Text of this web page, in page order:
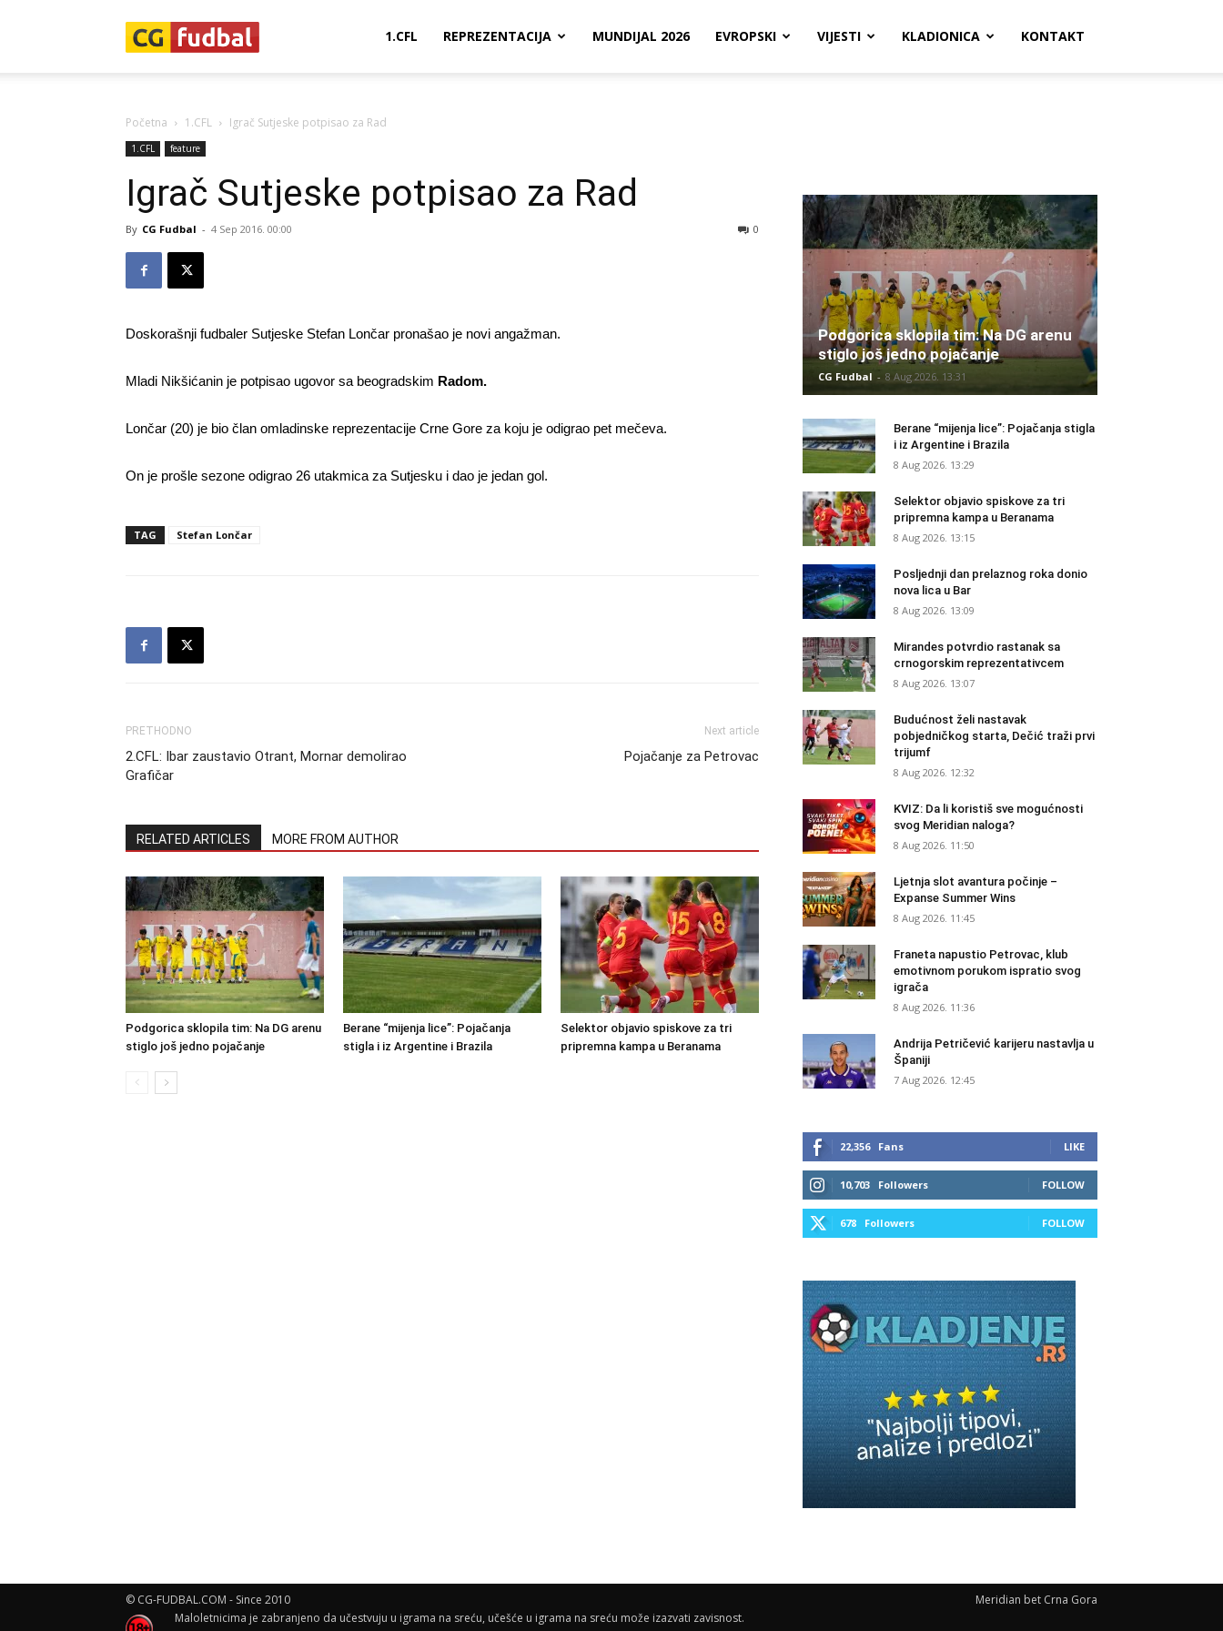
1.CFL REPREZENTACIJA MUNDIJAL 2026 EVROPSKI VIJESTI KLADIONICA KONTAKT
Početna 1.CFL Igrač Sutjeske potpisao za Rad
1.CFL feature
Igrač Sutjeske potpisao za Rad
By CG Fudbal - 4 Sep 2016. 00:00 0
Doskorašnji fudbaler Sutjeske Stefan Lončar pronašao je novi angažman.
Mladi Nikšićanin je potpisao ugovor sa beogradskim Radom.
Lončar (20) je bio član omladinske reprezentacije Crne Gore za koju je odigrao pet mečeva.
On je prošle sezone odigrao 26 utakmica za Sutjesku i dao je jedan gol.
TAG Stefan Lončar
PRETHODNO
2.CFL: Ibar zaustavio Otrant, Mornar demolirao
Grafičar
Next article
Pojačanje za Petrovac
RELATED ARTICLES MORE FROM AUTHOR
Podgorica sklopila tim: Na DG arenu
stiglo još jedno pojačanje
Berane “mijenja lice”: Pojačanja
stigla i iz Argentine i Brazila
Selektor objavio spiskove za tri
pripremna kampa u Beranama
Podgorica sklopila tim: Na DG arenu
stiglo još jedno pojačanje
CG Fudbal - 8 Aug 2026. 13:31
Berane “mijenja lice”: Pojačanja stigla
i iz Argentine i Brazila
8 Aug 2026. 13:29
Selektor objavio spiskove za tri
pripremna kampa u Beranama
8 Aug 2026. 13:15
Posljednji dan prelaznog roka donio
nova lica u Bar
8 Aug 2026. 13:09
Mirandes potvrdio rastanak sa
crnogorskim reprezentativcem
8 Aug 2026. 13:07
Budućnost želi nastavak
pobjedničkog starta, Dečić traži prvi
trijumf
8 Aug 2026. 12:32
KVIZ: Da li koristiš sve mogućnosti
svog Meridian naloga?
8 Aug 2026. 11:50
Ljetnja slot avantura počinje –
Expanse Summer Wins
8 Aug 2026. 11:45
Franeta napustio Petrovac, klub
emotivnom porukom ispratio svog
igrača
8 Aug 2026. 11:36
Andrija Petričević karijeru nastavlja u
Španiji
7 Aug 2026. 12:45
22,356 Fans LIKE
10,703 Followers FOLLOW
678 Followers FOLLOW
Meridian bet Crna Gora
© CG-FUDBAL.COM - Since 2010
Maloletnicima je zabranjeno da učestvuju u igrama na sreću, učešće u igrama na sreću može izazvati zavisnost.